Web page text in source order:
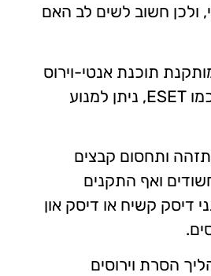
ולכן חשוב לשים לב האם
תוכנת אנטי-וירוס
טובה ועדכנית, כמו ESET, ניתן למנוע
ותחסום קבצים
ואף התקנים
דיסק קשיח או דיסק און
הסרת וירוסים